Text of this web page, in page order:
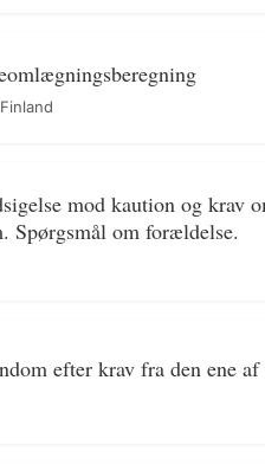
mod kaution og krav
Spørgsmål om forældelse.
efter krav fra den ene af